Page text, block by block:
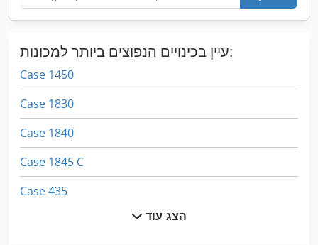
עיין בכינויים הנפוצים ביותר למכונות:
Case 1450
Case 1830
Case 1840
Case 1845 C
Case 435
הצג עוד